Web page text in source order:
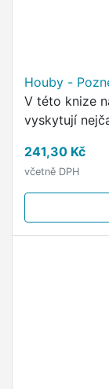
Houby -
V této knize
vyskytují
241,30 Kč
včetně DPH